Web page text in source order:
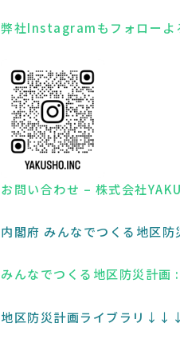
弊社Instagramもフォローよ
お問い合わせ – 株式会社
内閣府 みんなでつくる地区
みんなでつくる地区防災計画
地区防災計画ライブラリ↓↓↓